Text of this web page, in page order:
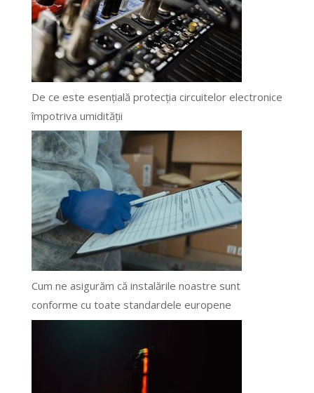
De ce este esențială protecția circuitelor electronice
împotriva umidității
Cum ne asigurăm că instalările noastre sunt
conforme cu toate standardele europene